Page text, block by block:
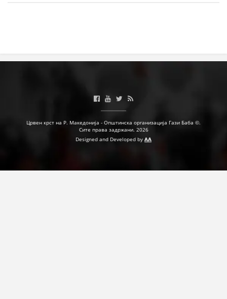
ЗДРАВСТВЕНО ПРЕВЕНТИВНА ДЕЈНОСТ
ПРВА ПОМОШ
КРВОДАРИТЕЛСТВО
МЕНАЏМЕНТ НА ВОЛОНТЕРИ
Црвен крст на Р. Македонија - Општинска организација Гази Баба ©.
Сите права задржани. 2026
Designed and Developed by AA